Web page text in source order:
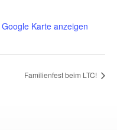
Google Karte anzeigen
Familienfest beim LTC!